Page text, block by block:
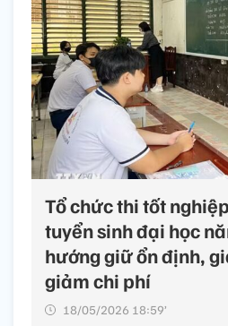
Tổ chức thi tốt
tuyển sinh đại học
hướng giữ ổn định,
giảm chi phí
18/05/2026 18:59’